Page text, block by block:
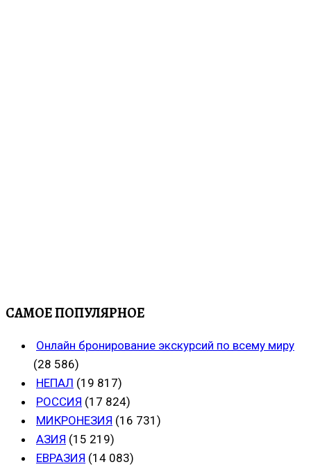
САМОЕ ПОПУЛЯРНОЕ
Онлайн бронирование экскурсий по всему миру
(28 586)
НЕПАЛ (19 817)
РОССИЯ (17 824)
МИКРОНЕЗИЯ (16 731)
АЗИЯ (15 219)
ЕВРАЗИЯ (14 083)